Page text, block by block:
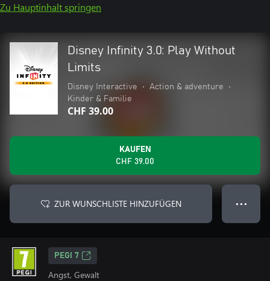
Zu Hauptinhalt springen
Disney Infinity 3.0: Play Without
Limits
Disney Interactive • Action & adventure
•
Kinder & Familie
CHF 39.00
KAUFEN
CHF 39.00
ZUR WUNSCHLISTE HINZUFÜGEN ● ● ●
PEGI 7
Angst, Gewalt